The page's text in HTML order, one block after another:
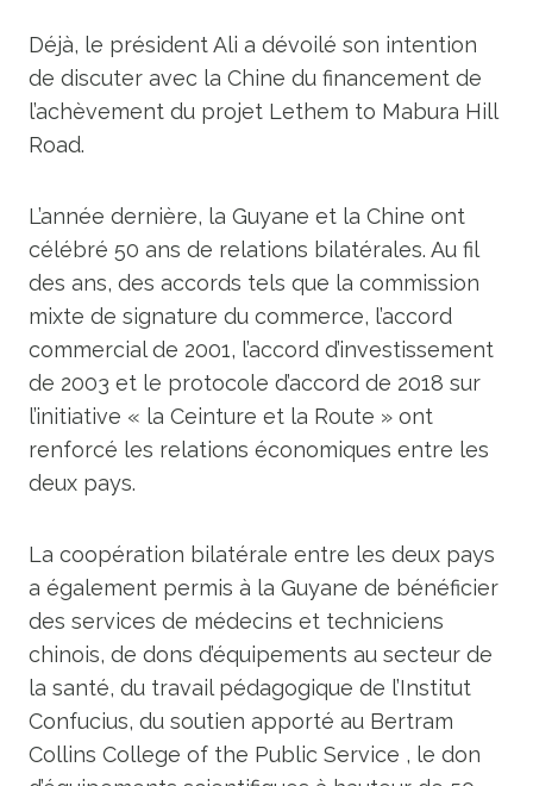
Déjà, le président Ali a dévoilé son intention
de discuter avec la Chine du financement de
l’achèvement du projet Lethem to Mabura Hill
Road.
L’année dernière, la Guyane et la Chine ont
célébré 50 ans de relations bilatérales. Au fil
des ans, des accords tels que la commission
mixte de signature du commerce, l’accord
commercial de 2001, l’accord d’investissement
de 2003 et le protocole d’accord de 2018 sur
l’initiative « la Ceinture et la Route » ont
renforcé les relations économiques entre les
deux pays.
La coopération bilatérale entre les deux pays
a également permis à la Guyane de bénéficier
des services de médecins et techniciens
chinois, de dons d’équipements au secteur de
la santé, du travail pédagogique de l’Institut
Confucius, du soutien apporté au Bertram
Collins College of the Public Service , le don